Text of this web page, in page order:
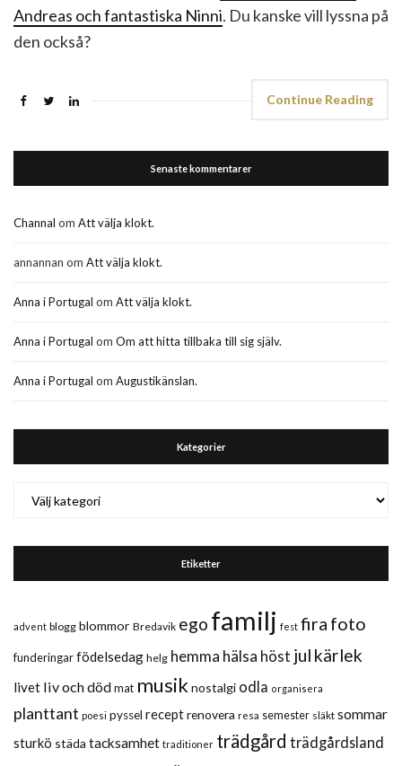
Andreas och fantastiska Ninni. Du kanske vill lyssna på
den också?
Continue Reading
Senaste kommentarer
Channal om Att välja klokt.
annannan om Att välja klokt.
Anna i Portugal om Att välja klokt.
Anna i Portugal om Om att hitta tillbaka till sig själv.
Anna i Portugal om Augustikänslan.
Kategorier
Etiketter
advent blogg blommor Bredavik ego familj fest fira foto
funderingarfödelsedag helg hemma hälsa höst jul kärlek
livet liv och dödmat musik nostalgi odla organisera
planttant poesi pyssel receptrenovera resa semester släkt sommar
sturkö städa tacksamhet traditioner trädgård trädgårdsland